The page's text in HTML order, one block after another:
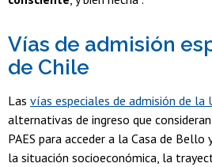
Vías de admisión
de Chile
Las vías especiales de admisión de la
alternativas de ingreso que
PAES para acceder a la Casa de Bello
la situación socioeconómica, la